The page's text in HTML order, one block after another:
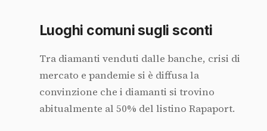
Luoghi comuni sugli sconti
Tra diamanti venduti dalle banche, crisi di
mercato e pandemie si è diffusa la
convinzione che i diamanti si trovino
abitualmente al 50% del listino Rapaport.